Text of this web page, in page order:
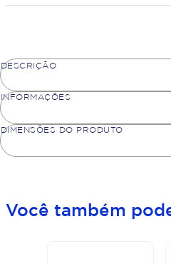
DESCRIÇÃO
INFORMAÇÕES
DIMENSÕES DO PRODUTO
Você também